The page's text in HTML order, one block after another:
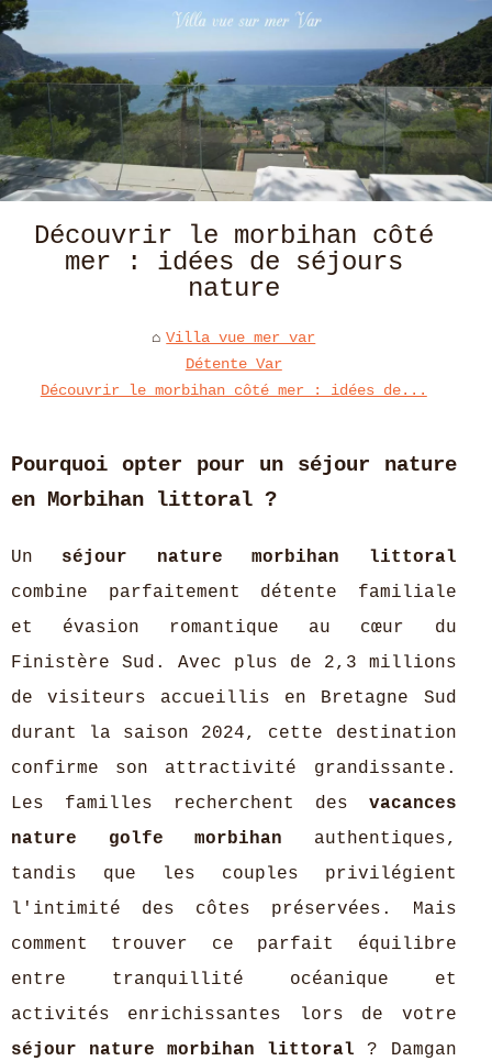
Découvrir le morbihan côté
mer : idées de séjours
nature
Villa vue mer var
Détente Var
Découvrir le morbihan côté mer : idées de...
Pourquoi opter pour un séjour nature
en Morbihan littoral ?
Un séjour nature morbihan littoral
combine parfaitement détente familiale
et évasion romantique au cœur du
Finistère Sud. Avec plus de 2,3 millions
de visiteurs accueillis en Bretagne Sud
durant la saison 2024, cette destination
confirme son attractivité grandissante.
Les familles recherchent des vacances
nature golfe morbihan authentiques,
tandis que les couples privilégient
l'intimité des côtes préservées. Mais
comment trouver ce parfait équilibre
entre tranquillité océanique et
activités enrichissantes lors de votre
séjour nature morbihan littoral ? Damgan